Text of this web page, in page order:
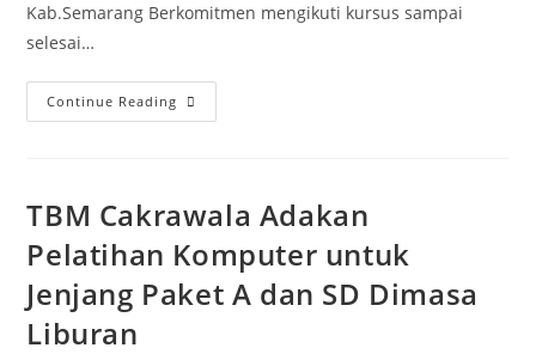
Kab.Semarang Berkomitmen mengikuti kursus sampai
selesai…
Continue Reading
Dibuka
&
Pelatihan
SKB
Ungaran!
TBM Cakrawala Adakan
Pelatihan Komputer untuk
Jenjang Paket A dan SD Dimasa
Liburan